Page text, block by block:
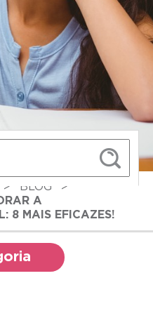
> BLOG
>
A
8 MAIS EFICAZES!